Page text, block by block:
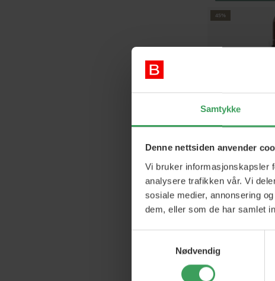
Samtykke
Denne nettsiden anvender
Vi bruker informasjonskapsler
analysere trafikken vår. Vi
sosiale medier, annonsering
dem, eller som de har samlet
Nødvendig
45%
Lipstick
3,5
Vejl. Pris kr
Pris kr
Legg i
45%